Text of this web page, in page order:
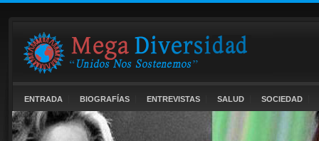
ENTRADA BIOGRAFÍAS ENTREVISTAS SALUD SOCIEDAD